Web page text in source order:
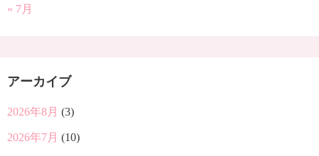
« 7月
アーカイブ
2026年8月 (3)
2026年7月 (10)